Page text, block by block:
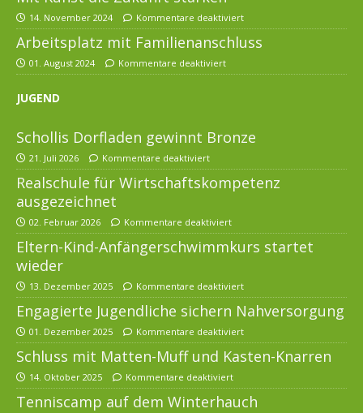
14. November 2024 Kommentare deaktiviert
Arbeitsplatz mit Familienanschluss
01. August 2024 Kommentare deaktiviert
JUGEND
Schollis Dorfladen gewinnt Bronze
21. Juli 2026 Kommentare deaktiviert
Realschule für Wirtschaftskompetenz
ausgezeichnet
02. Februar 2026 Kommentare deaktiviert
Eltern-Kind-Anfängerschwimmkurs startet
wieder
13. Dezember 2025 Kommentare deaktiviert
Engagierte Jugendliche sichern Nahversorgung
01. Dezember 2025 Kommentare deaktiviert
Schluss mit Matten-Muff und Kasten-Knarren
14. Oktober 2025 Kommentare deaktiviert
Tenniscamp auf dem Winterhauch